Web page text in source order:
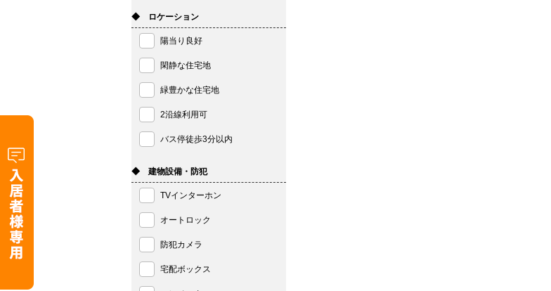
◆ ロケーション
陽当り良好
閑静な住宅地
緑豊かな住宅地
2沿線利用可
バス停徒歩3分以内
◆ 建物設備・防犯
TVインターホン
オートロック
防犯カメラ
宅配ボックス